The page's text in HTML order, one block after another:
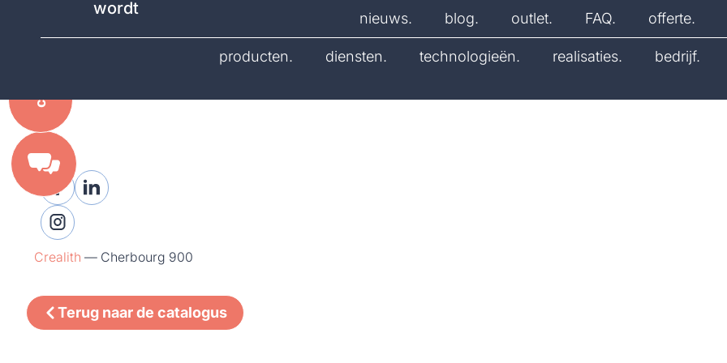
wordt
nieuws. blog. outlet. FAQ. offerte.
producten. diensten. technologieën. realisaties. bedrijf.
Crealith — Cherbourg 900
Terug naar de catalogus